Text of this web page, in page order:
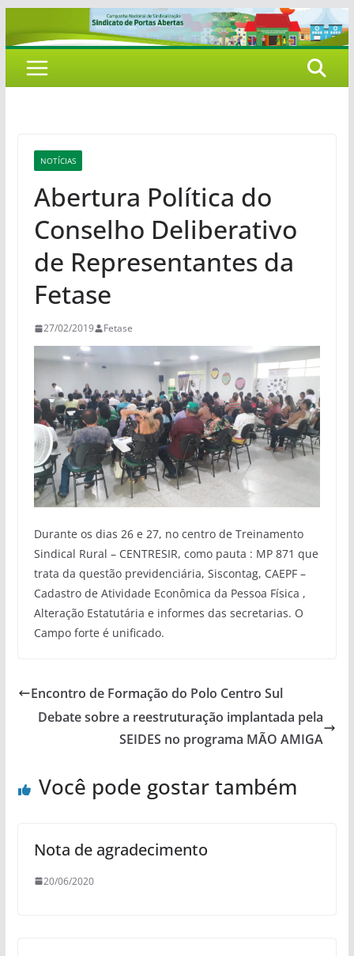
para
conteúdo
NOTÍCIAS
Abertura Política do
Conselho Deliberativo
de Representantes da
Fetase
27/02/2019 Fetase
Durante os dias 26 e 27, no centro de Treinamento
Sindical Rural – CENTRESIR, como pauta : MP 871 que
trata da questão previdenciária, Siscontag, CAEPF –
Cadastro de Atividade Econômica da Pessoa Física ,
Alteração Estatutária e informes das secretarias. O
Campo forte é unificado.
Encontro de Formação do Polo Centro Sul
Debate sobre a reestruturação implantada pela
SEIDES no programa MÃO AMIGA
Você pode gostar também
Nota de agradecimento
20/06/2020